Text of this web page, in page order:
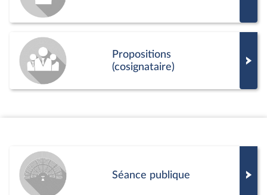
Propositions
(cosignataire)
Séance publique